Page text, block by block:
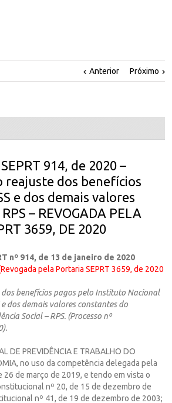
Anterior Próximo
914, de 2020 –
reajuste dos benefícios
e dos demais valores
– REVOGADA PELA
3659, DE 2020
nº 914, de 13 de janeiro de 2020
pela Portaria SEPRT 3659, de 2020
benefícios pagos pelo Instituto Nacional
e dos demais valores constantes do
Social – RPS. (Processo nº
DE PREVIDÊNCIA E TRABALHO DO
no uso da competência delegada pela
26 de março de 2019, e tendo em vista o
nº 20, de 15 de dezembro de
nº 41, de 19 de dezembro de 2003;